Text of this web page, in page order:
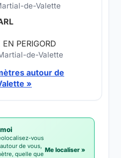
de-Valette
PERIGORD
de-Valette
autour de
»
vous
de vous,
quelle que
Me localiser »